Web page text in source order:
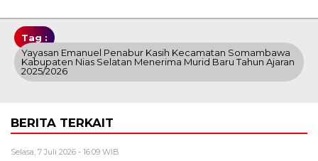
Tag :
Yayasan Emanuel Penabur Kasih Kecamatan Somambawa
Kabupaten Nias Selatan Menerima Murid Baru Tahun Ajaran
2025/2026
BERITA TERKAIT
Selasa, 7 Juli 2026 - 16:09 WIB